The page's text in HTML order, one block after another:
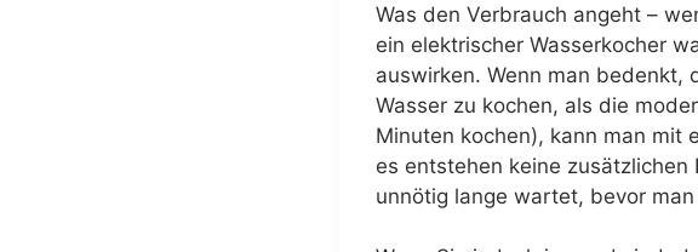
Was den Verbrauch angeht –
ein elektrischer Wasserkocher
auswirken. Wenn man bedenkt,
Wasser zu kochen, als die
Minuten kochen), kann man mit
es entstehen keine
unnötig lange wartet, bevor